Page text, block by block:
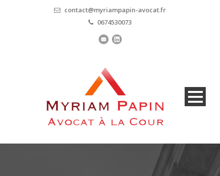
contact@myriampapin-avocat.fr
0674530073